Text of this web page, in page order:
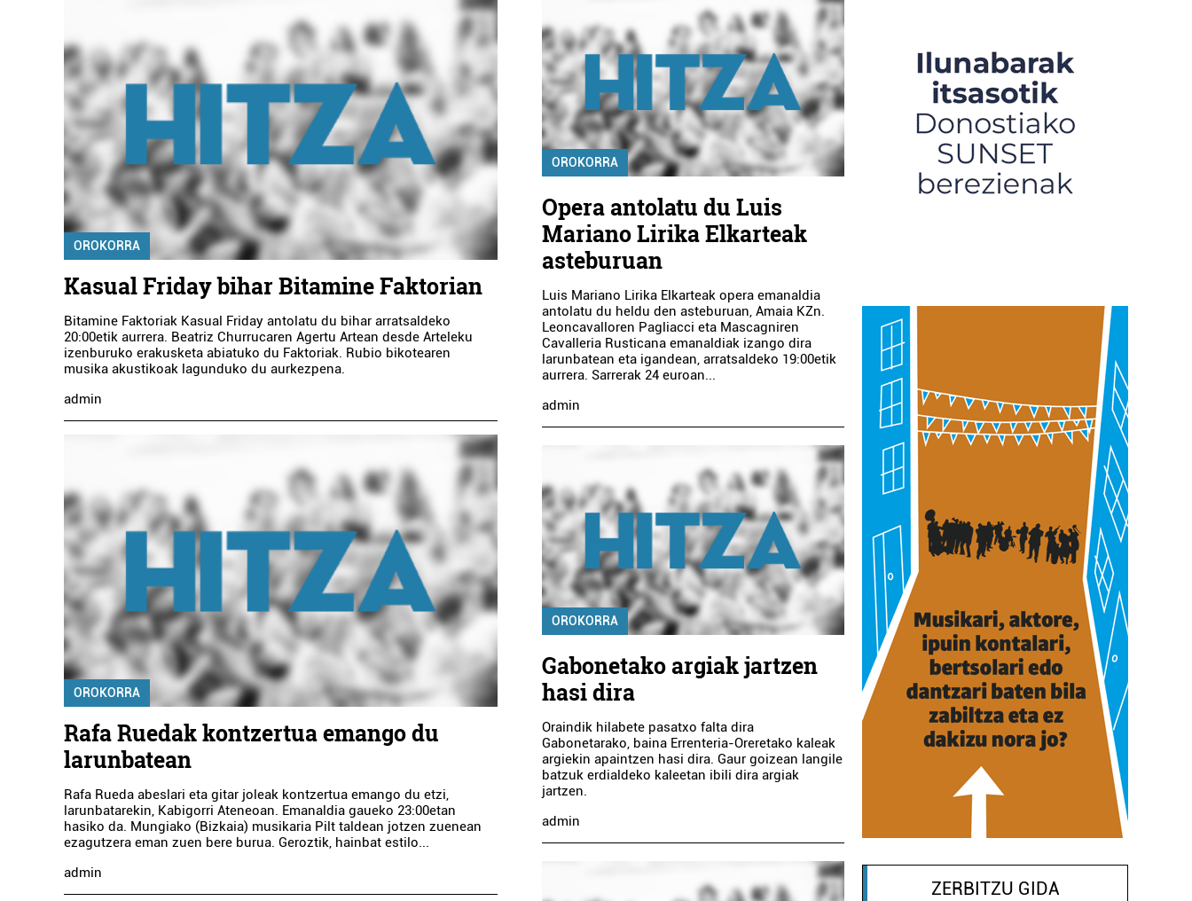
OROKORRA
Kasual Friday bihar Bitamine Faktorian
Bitamine Faktoriak Kasual Friday antolatu du bihar arratsaldeko
20:00etik aurrera. Beatriz Churrucaren Agertu Artean desde Arteleku
izenburuko erakusketa abiatuko du Faktoriak. Rubio bikotearen
musika akustikoak lagunduko du aurkezpena.
admin
OROKORRA
Rafa Ruedak kontzertua emango du
larunbatean
Rafa Rueda abeslari eta gitar joleak kontzertua emango du etzi,
larunbatarekin, Kabigorri Ateneoan. Emanaldia gaueko 23:00etan
hasiko da. Mungiako (Bizkaia) musikaria Pilt taldean jotzen zuenean
ezagutzera eman zuen bere burua. Geroztik, hainbat estilo...
admin
OROKORRA
Opera antolatu du Luis
Mariano Lirika Elkarteak
asteburuan
Luis Mariano Lirika Elkarteak opera emanaldia
antolatu du heldu den asteburuan, Amaia KZn.
Leoncavalloren Pagliacci eta Mascagniren
Cavalleria Rusticana emanaldiak izango dira
larunbatean eta igandean, arratsaldeko 19:00etik
aurrera. Sarrerak 24 euroan...
admin
OROKORRA
Gabonetako argiak jartzen
hasi dira
Oraindik hilabete pasatxo falta dira
Gabonetarako, baina Errenteria-Oreretako kaleak
argiekin apaintzen hasi dira. Gaur goizean langile
batzuk erdialdeko kaleetan ibili dira argiak
jartzen.
admin
ZERBITZU GIDA